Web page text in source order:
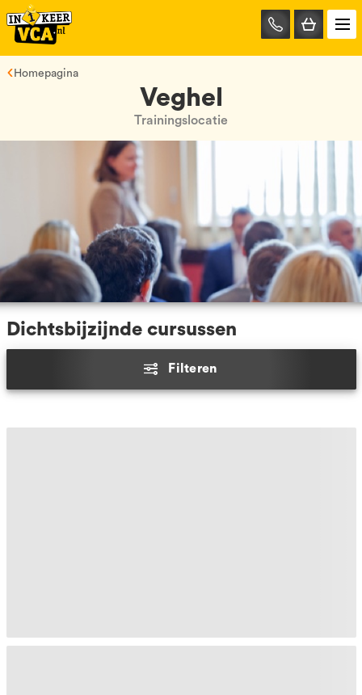
085-
0667401
Homepagina
Veghel
Trainingslocatie
Dichtsbijzijnde cursussen
Filteren